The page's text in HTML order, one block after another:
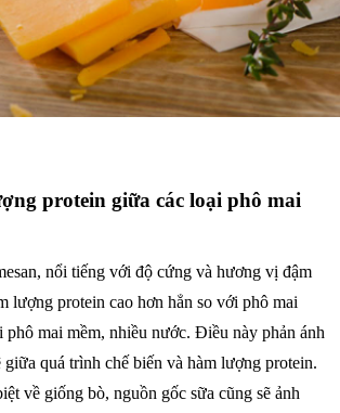
protein giữa các loại phô mai
nổi tiếng với độ cứng và hương vị đậm
lượng protein cao hơn hẳn so với phô mai
phô mai mềm, nhiều nước. Điều này phản ánh
giữa quá trình chế biến và hàm lượng protein.
về giống bò, nguồn gốc sữa cũng sẽ ảnh